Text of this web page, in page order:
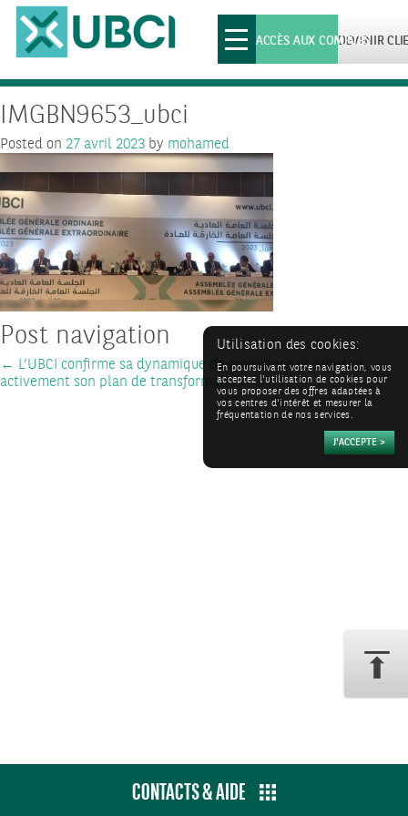
Toggle
navigationDEVENIR
ACCÈS AUX COMPTES
IMGBN9653_ubci
Posted on 27 avril 2023 by mohamed
Post navigation
← L’UBCI confirme sa dynamique de croissance et poursuit
activement son plan de transformation
CONTACTS & AIDE
Utilisation des cookies:
En poursuivant votre navigation, vous
acceptez l'utilisation de cookies pour
vous proposer des offres adaptées à
vos centres d'intérêt et mesurer la
fréquentation de nos services.